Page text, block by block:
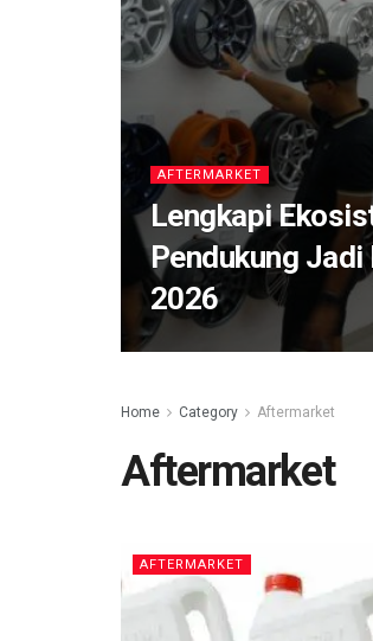
AFTERMARKET
Lengkapi
Pendukung Jadi
2026
Home Category Aftermarket
Aftermarket
AFTERMARKET